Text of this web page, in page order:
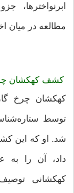
مطالعه در میان
کشف کهکشان
توسط
شد. او که این
داد، آن را به
کهکشانی